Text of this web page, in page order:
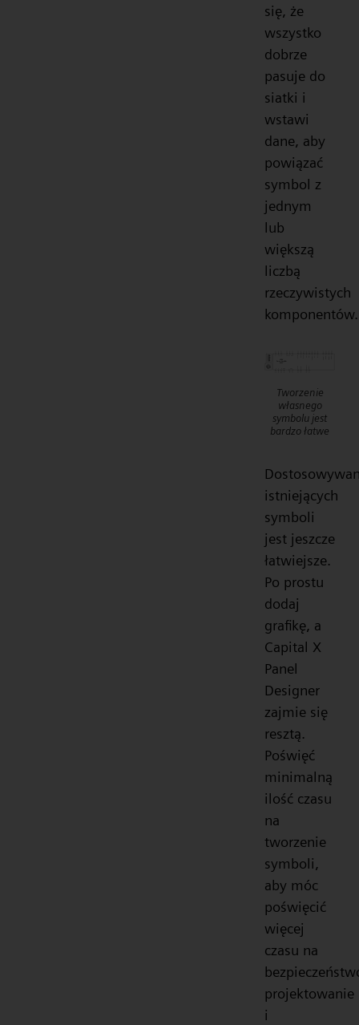
się, że
wszystko
dobrze
pasuje do
siatki i
wstawi
dane, aby
powiązać
symbol z
jednym
lub
większą
liczbą
rzeczywistych
komponentów.
Tworzenie
własnego
symbolu jest
bardzo łatwe
istniejących
symboli
jest jeszcze
łatwiejsze.
Po prostu
dodaj
grafikę, a
Capital X
Panel
Designer
zajmie się
resztą.
Poświęć
minimalną
ilość czasu
na
tworzenie
symboli,
aby móc
poświęcić
więcej
czasu na
projektowanie
i